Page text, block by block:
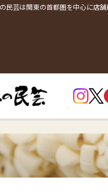
民芸は関東の首都圏を中心に店